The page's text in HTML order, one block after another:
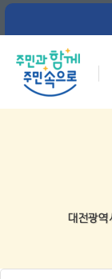
대전광역